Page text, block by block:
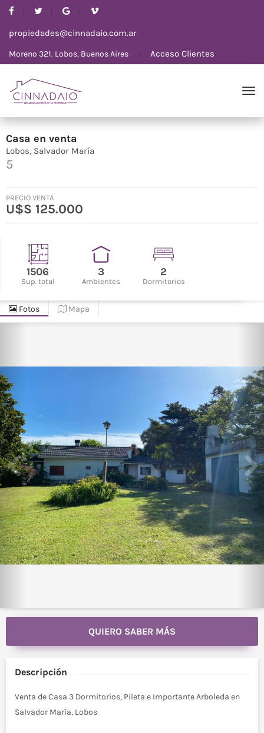
propiedades@cinnadaio.com.ar
Moreno 321. Lobos, Buenos Aires Acceso Clientes
Casa en venta
Lobos Salvador María
5
PRECIO VENTA
U$S 125.000
1506
Sup. total
3
Ambientes
2
Dormitorios
Fotos Mapa
QUIERO SABER MÁS
Descripción
Venta de Casa 3 Dormitorios, Pileta e Importante Arboleda en
Salvador María, Lobos